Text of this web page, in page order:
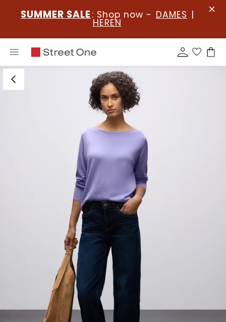
SUMMER SALE : Shop now - DAMES |
HEREN